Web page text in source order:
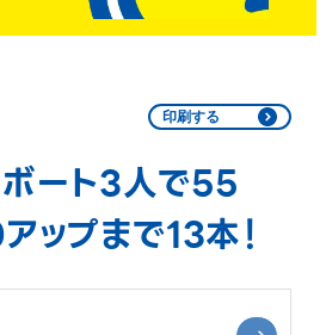
印刷する
ート3人で55
ップまで13本！